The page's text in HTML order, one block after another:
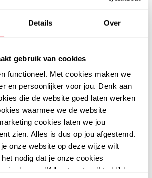
Details Over
gebruik van cookies
functioneel. Met cookies maken we
en persoonlijker voor jou. Denk aan
die de website goed laten werken
waarmee we de website
cookies laten we jou
zien. Alles is dus op jou afgestemd.
onze website op deze wijze wilt
nodig dat je onze cookies
je door op "Alles toestaan" te klikken.